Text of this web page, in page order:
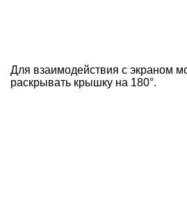
Для взаимодействия с экраном
раскрывать крышку на 180°.